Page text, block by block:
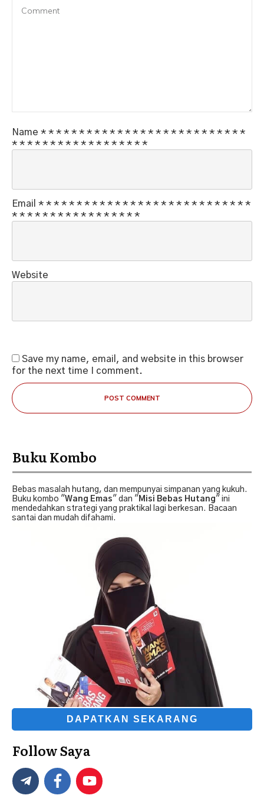
Name * * * * * * * * * * * * * * * * * * * * * * * * * * *
* * * * * * * * * * * * * * * * * *
Email * * * * * * * * * * * * * * * * * * * * * * * * * * * *
* * * * * * * * * * * * * * * * *
Website
Save my name, email, and website in this browser
for the next time I comment.
POST COMMENT
Buku Kombo
Bebas masalah hutang, dan mempunyai simpanan yang kukuh.
Buku kombo "Wang Emas" dan " Misi Bebas Hutang" ini
mendedahkan strategi yang praktikal lagi berkesan. Bacaan
santai dan mudah difahami.
DAPATKAN SEKARANG
Follow Saya